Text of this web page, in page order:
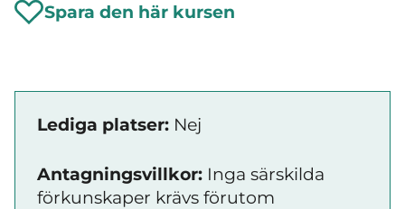
Spara den här kursen
Lediga platser: Nej
Antagningsvillkor: Inga särskilda
förkunskaper krävs förutom